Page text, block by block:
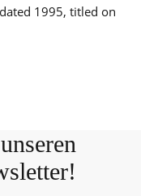
1995, titled on